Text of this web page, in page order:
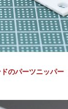
のパーツニッパー